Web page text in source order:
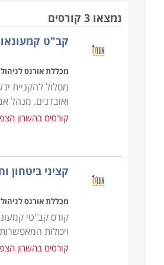
בתחום זה .
חשוב להבין כי אבטחה
ומגוונים בתחום אליהם
מקצועי נתונה לדברים
מנת לזהות ולהגיב בהתאם
לצייר לעצמו תמונה כללית
מקומות ומצבים הנושאים
יכולת זו כמו גם יכולות
למתחילים מיועד בעיקר
באחזקה ושימוש בנשק, ירי
טכניקות מתקדמות, פיתוח
למי מתאים הקורס
נמצאו 3 קורסים
קב"ט
מכללת אורנס לניהול
מסלול להקניית
ואובדנים. מנהל
קורסים בהשרון
קציני ביטחון
מכללת אורנס לניהול
קורס קב"טי
ויכולות
קורסים בהשרון